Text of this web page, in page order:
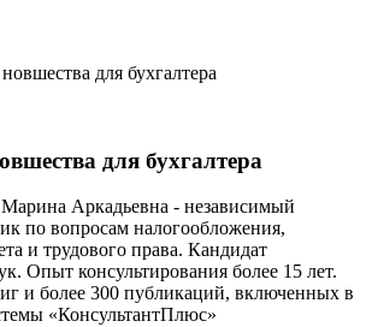
для бухгалтера
для бухгалтера
Аркадьевна - независимый
по вопросам налогообложения,
и трудового права. Кандидат
Опыт консультирования более 15 лет.
и более 300 публикаций, включенных в
«КонсультантПлюс»